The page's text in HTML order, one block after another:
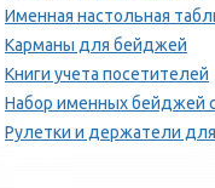
Именная настольная
Карманы для бейджей
Книги учета посетителей
Набор именных бейджей
Рулетки и держатели